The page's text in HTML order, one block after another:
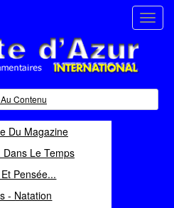
commentaires
Contenu
Du Magazine
Dans Le Temps
Pensée...
- Natation